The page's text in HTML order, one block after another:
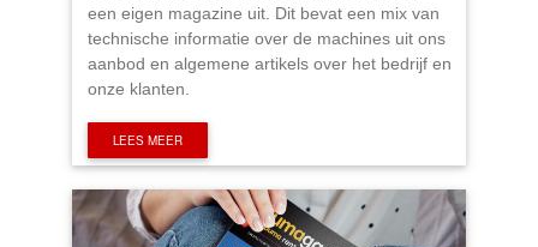
een eigen magazine uit. Dit bevat een mix van
technische informatie over de machines uit ons
aanbod en algemene artikels over het bedrijf en
onze klanten.
LEES MEER